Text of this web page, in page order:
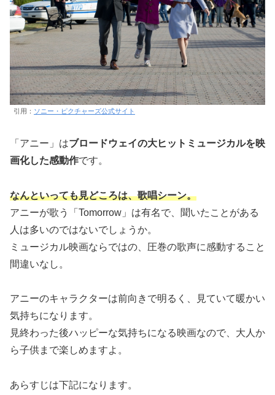
引用： ソニー・ピクチャーズ公式サイト
「アニー」はブロードウェイの大ヒットミュージカルを映
画化した感動作です。
なんといっても見どころは、歌唱シーン。
アニーが歌う「Tomorrow」は有名で、聞いたことがある
人は多いのではないでしょうか。
ミュージカル映画ならではの、圧巻の歌声に感動すること
間違いなし。
アニーのキャラクターは前向きで明るく、見ていて暖かい
気持ちになります。
見終わった後ハッピーな気持ちになる映画なので、大人か
ら子供まで楽しめますよ。
あらすじは下記になります。